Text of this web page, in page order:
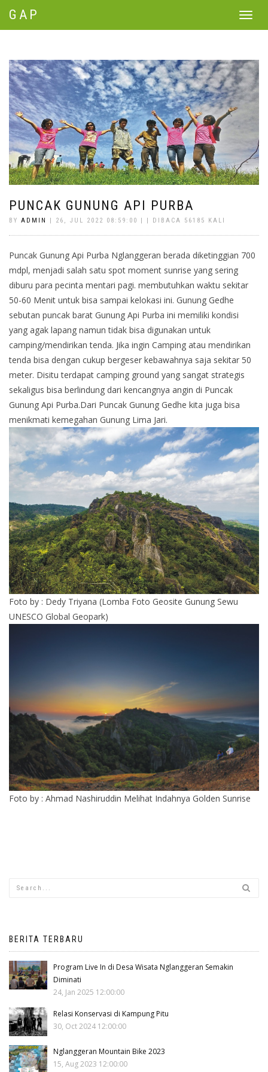
Toggle
GAP
PUNCAK GUNUNG API PURBA
BY ADMIN | 26, JUL 2022 08:59:00 | | DIBACA 56185 KALI
Puncak Gunung Api Purba Nglanggeran berada diketinggian 700
mdpl, menjadi salah satu spot moment sunrise yang sering
diburu para pecinta mentari pagi. membutuhkan waktu sekitar
50-60 Menit untuk bisa sampai kelokasi ini. Gunung Gedhe
sebutan puncak barat Gunung Api Purba ini memiliki kondisi
yang agak lapang namun tidak bisa digunakan untuk
camping/mendirikan tenda. Jika ingin Camping atau mendirikan
tenda bisa dengan cukup bergeser kebawahnya saja sekitar 50
meter. Disitu terdapat camping ground yang sangat strategis
sekaligus bisa berlindung dari kencangnya angin di Puncak
Gunung Api Purba.Dari Puncak Gunung Gedhe kita juga bisa
menikmati kemegahan Gunung Lima Jari.
Foto by : Dedy Triyana (Lomba Foto Geosite Gunung Sewu
UNESCO Global Geopark)
Foto by : Ahmad Nashiruddin Melihat Indahnya Golden Sunrise
BERITA TERBARU
Program Live In di Desa Wisata Nglanggeran Semakin
Diminati
24, Jan 2025 12:00:00
Relasi Konservasi di Kampung Pitu
30, Oct 2024 12:00:00
Nglanggeran Mountain Bike 2023
15, Aug 2023 12:00:00